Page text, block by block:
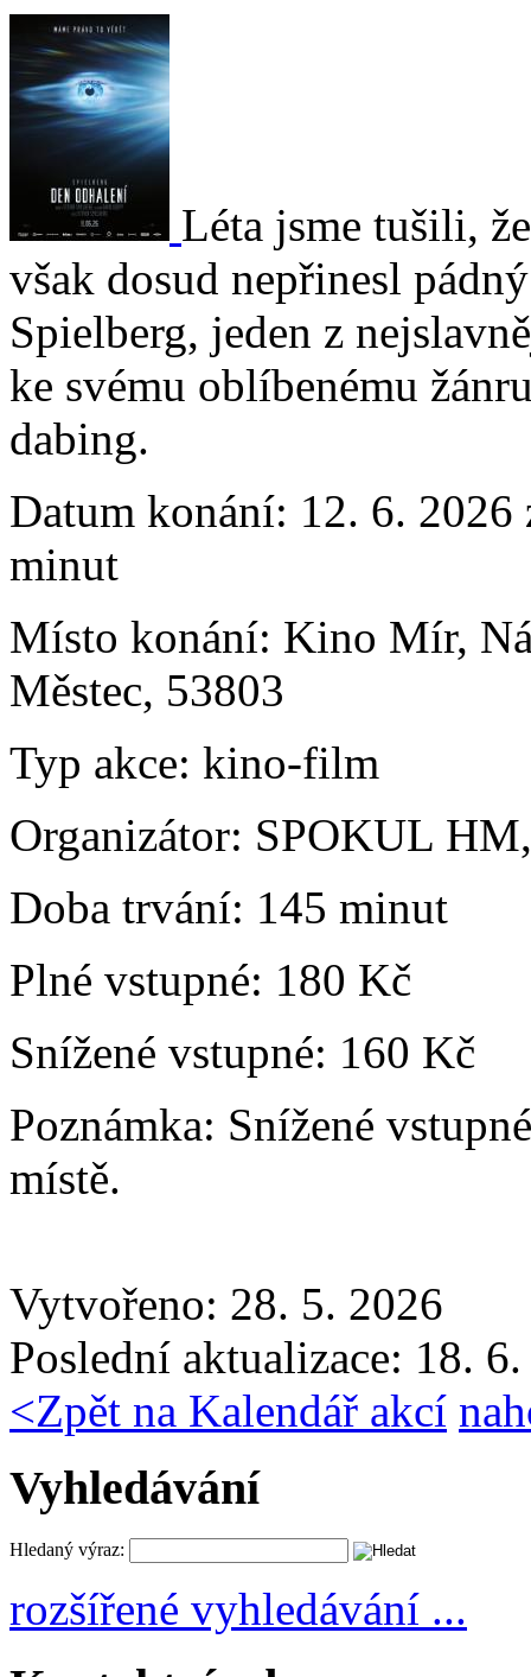
Léta jsme tušili,
však dosud nepřinesl
Spielberg, jeden z
ke svému oblíbenému
dabing.
Datum konání: 12. 6. 2026
minut
Místo konání: Kino Mír,
Městec, 53803
Typ akce: kino-film
Organizátor: SPOKUL
Doba trvání: 145 minut
Plné vstupné: 180 Kč
Snížené vstupné: 160 Kč
Poznámka: Snížené
místě.
Vytvořeno: 28. 5. 2026
Poslední aktualizace: 18.
<Zpět na Kalendář akcí
Vyhledávání
Hledaný výraz:
rozšířené vyhledávání ...